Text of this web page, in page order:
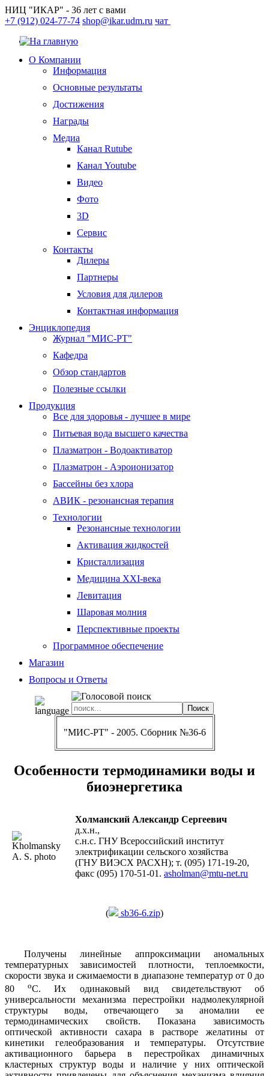
НИЦ "ИКАР" - 36 лет с вами
+7 (912) 024-77-74 shop@ikar.udm.ru чат
О Компании
Информация
Основные результаты
Достижения
Награды
Медиа
Канал Rutube
Канал Youtube
Видео
Фото
3D
Сервис
Контакты
Дилеры
Партнеры
Условия для дилеров
Контактная информация
Энциклопедия
Журнал "МИС-РТ"
Кафедра
Обзор стандартов
Полезные ссылки
Продукция
Все для здоровья - лучшее в мире
Питьевая вода высшего качества
Плазматрон - Водоактиватор
Плазматрон - Аэроионизатор
Бассейны без хлора
АВИК - резонансная терапия
Технологии
Резонансные технологии
Активация жидкостей
Кристаллизация
Медицина XXI-века
Левитация
Шаровая молния
Перспективные проекты
Программное обеспечение
Магазин
Вопросы и Ответы
"МИС-РТ" - 2005. Сборник №36-6
Особенности термодинамики воды и
биоэнергетика
Холманский Александр Сергеевич
д.х.н.,
с.н.с. ГНУ Всероссийский институт
электрификации сельского хозяйства
(ГНУ ВИЭСХ РАСХН); т. (095) 171-19-20,
факс (095) 170-51-01. asholman@mtu-net.ru
( sb36-6.zip)
Получены линейные аппроксимации аномальных
температурных зависимостей плотности, теплоемкости,
скорости звука и сжимаемости в диапазоне температур от 0 до
80оС. Их одинаковый вид свидетельствуют об
универсальности механизма перестройки надмолекулярной
структуры воды, отвечающего за аномалии ее
термодинамических свойств. Показана зависимость
оптической активности сахара в растворе желатины от
кинетики гелеобразования и температуры. Отсутствие
активационного барьера в перестройках динамичных
кластерных структур воды и наличие у них оптической